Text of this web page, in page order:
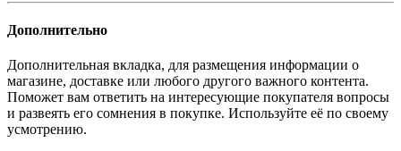
Дополнительно
Дополнительная вкладка, для размещения информации о
магазине, доставке или любого другого важного контента.
Поможет вам ответить на интересующие покупателя вопросы
и развеять его сомнения в покупке. Используйте её по своему
усмотрению.